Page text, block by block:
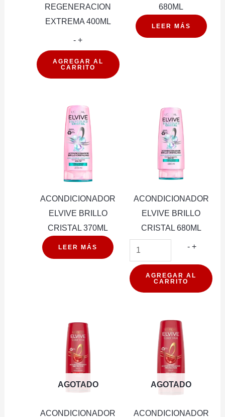
REGENERACION
EXTREMA 400ML
- ACONDICIONADOR
REGENERACION
cantidad
+
AGREGAR AL
CARRITO
680ML
LEER MÁS
ACONDICIONADOR
ELVIVE BRILLO
CRISTAL 370ML
LEER MÁS
ACONDICIONADOR
ELVIVE BRILLO
CRISTAL 680ML
-
BRILLO
+
AGREGAR AL
CARRITO
AGOTADO
ACONDICIONADOR
AGOTADO
ACONDICIONADOR